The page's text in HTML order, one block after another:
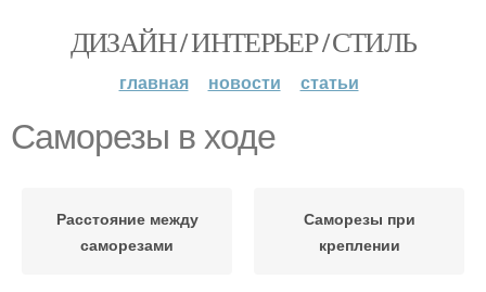
ДИЗАЙН / ИНТЕРЬЕР / СТИЛЬ
главная новости статьи
Саморезы в ходе
Расстояние между
саморезами
Саморезы при
креплении